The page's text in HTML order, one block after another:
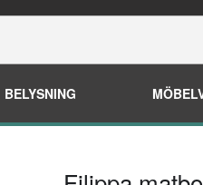
BELYSNING